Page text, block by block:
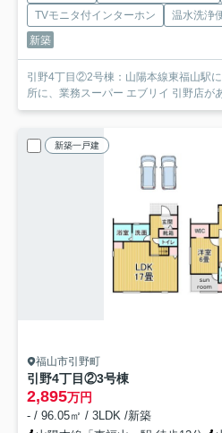
TVモニタ付インターホン
温水洗浄
新築
引野4丁目②2号棟：山陽本線東福山駅
所に、業務スーパー エブリイ 引野店が
新築一戸建
福山市引野町
引野4丁目②3号棟
2,895万円
- / 96.05㎡ / 3LDK /新築